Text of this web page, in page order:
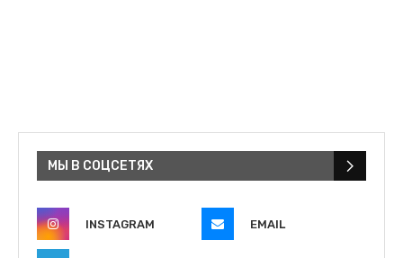
МЫ В СОЦСЕТЯХ
INSTAGRAM EMAIL